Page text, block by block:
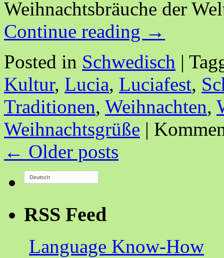
Weihnachtsbräuche der
Continue reading →
Posted in Schwedisch |
Kultur, Lucia, Luciafest,
Traditionen, Weihnachten,
Weihnachtsgrüße |
← Older posts
Deutsch
RSS Feed
Language Know-How